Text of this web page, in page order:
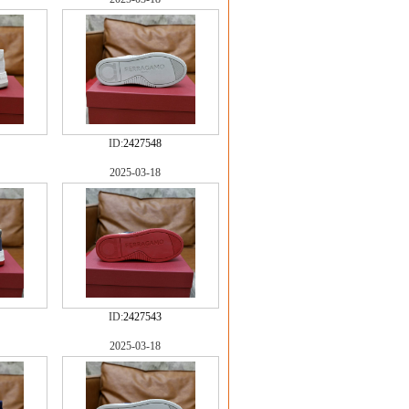
ID:2427548
2025-03-18
ID:2427543
2025-03-18